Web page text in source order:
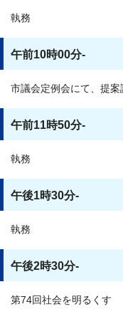
執務
午前10時00分-
市議会定例会にて、提
午前11時50分-
執務
午後1時30分-
執務
午後2時30分-
第74回社会を明るくす